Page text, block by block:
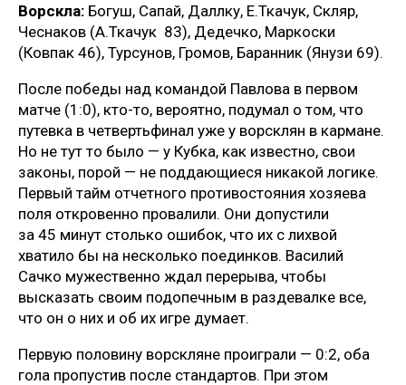
Ворскла: Богуш, Сапай, Даллку, Е.Ткачук, Скляр,
Чеснаков (А.Ткачук 83), Дедечко, Маркоски
(Ковпак 46), Турсунов, Громов, Баранник (Янузи 69).
После победы над командой Павлова в первом
матче (1:0), кто-то, вероятно, подумал о том, что
путевка в четвертьфинал уже у ворсклян в кармане.
Но не тут то было — у Кубка, как известно, свои
законы, порой — не поддающиеся никакой логике.
Первый тайм отчетного противостояния хозяева
поля откровенно провалили. Они допустили
за 45 минут столько ошибок, что их с лихвой
хватило бы на несколько поединков. Василий
Сачко мужественно ждал перерыва, чтобы
высказать своим подопечным в раздевалке все,
что он о них и об их игре думает.
Первую половину ворскляне проиграли — 0:2, оба
гола пропустив после стандартов. При этом